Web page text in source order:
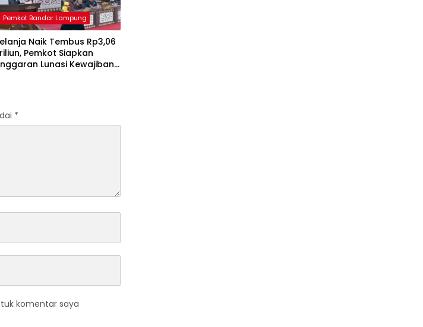
Pemkot Bandar Lampung
Naik Tembus Rp3,06
Pemkot Siapkan
Lunasi Kewajiban
*
komentar saya